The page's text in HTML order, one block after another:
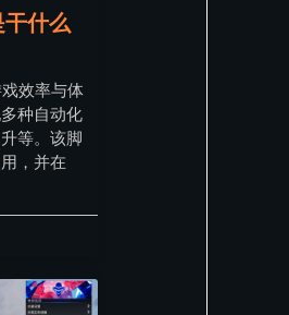
干什么
效率与体
种自动化
等。该脚
，并在